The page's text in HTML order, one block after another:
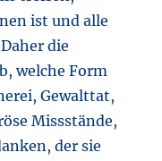
ist und alle
die
welche Form
Gewalttat,
Missstände,
der sie